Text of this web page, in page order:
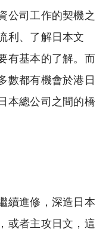
公司工作的契機之
利、了解日本文
有基本的了解。而
數都有機會於港日
本總公司之間的橋
續進修，深造日本
或者主攻日文，這